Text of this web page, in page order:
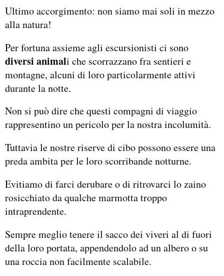
Ultimo accorgimento: non siamo mai soli in mezzo
alla natura!
Per fortuna assieme agli escursionisti ci sono
diversi animali che scorrazzano fra sentieri e
montagne, alcuni di loro particolarmente attivi
durante la notte.
Non si può dire che questi compagni di viaggio
rappresentino un pericolo per la nostra incolumità.
Tuttavia le nostre riserve di cibo possono essere una
preda ambita per le loro scorribande notturne.
Evitiamo di farci derubare o di ritrovarci lo zaino
rosicchiato da qualche marmotta troppo
intraprendente.
Sempre meglio tenere il sacco dei viveri al di fuori
della loro portata, appendendolo ad un albero o su
una roccia non facilmente scalabile.